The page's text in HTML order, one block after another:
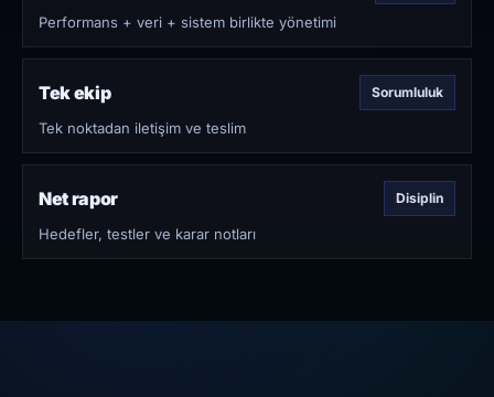
Performans + veri + sistem birlikte yönetimi
Tek ekip Sorumluluk
Tek noktadan iletişim ve teslim
Net rapor Disiplin
Hedefler, testler ve karar notları